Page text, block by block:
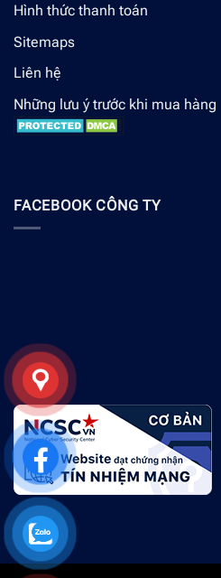
Hình thức thanh toán
Sitemaps
Liên hệ
Những lưu ý trước khi mua hàng
FACEBOOK CÔNG TY